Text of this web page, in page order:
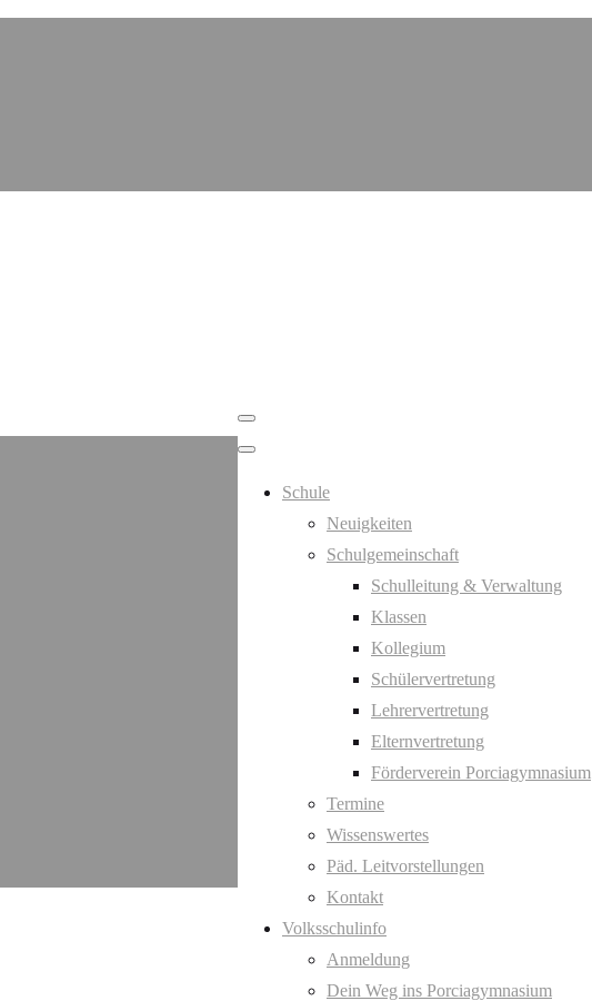
Schule
Neuigkeiten
Schulgemeinschaft
Schulleitung & Verwaltung
Klassen
Kollegium
Schülervertretung
Lehrervertretung
Elternvertretung
Förderverein Porciagymnasium
Termine
Wissenswertes
Päd. Leitvorstellungen
Kontakt
Volksschulinfo
Anmeldung
Dein Weg ins Porciagymnasium